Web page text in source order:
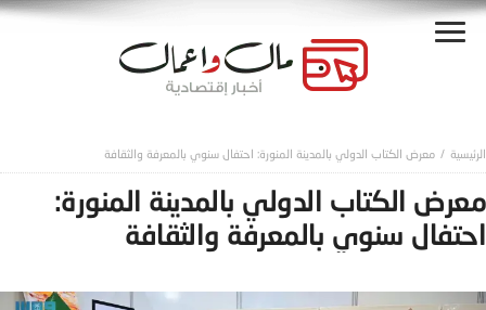
معرض الكتاب الدولي بالمدينة المنورة: احتفال سنوي بالمعرفة والثقافة
معرض الكتاب الدولي بالمدينة المنورة:
احتفال سنوي بالمعرفة والثقافة